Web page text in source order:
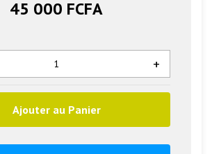
45 000 FCFA
+
Ajouter au Panier